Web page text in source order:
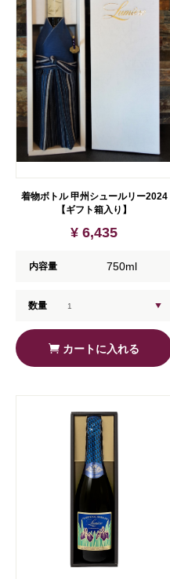
着物ボトル 甲州シュールリー2024
【ギフト箱入り】
¥ 6,435
内容量 750ml
数量
カートに入れる